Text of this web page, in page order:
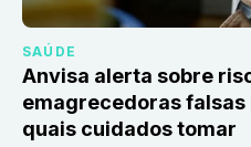
SAÚDE
Anvisa alerta sobre
emagrecedoras falsas
quais cuidados tomar